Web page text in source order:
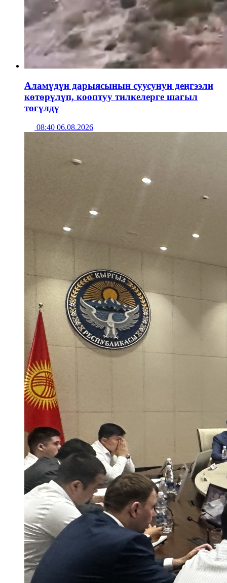
Аламүдүн дарыясынын суусунун деңгээли
көтөрүлүп, кооптуу тилкелерге шагыл
төгүлдү
08:40 06.08.2026